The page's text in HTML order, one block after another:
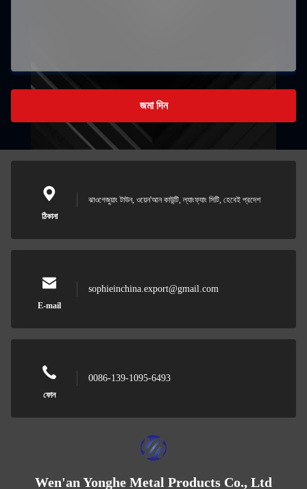
জমা দিন
ঠিকানা
ঝাওগেজুয়াং টাউন, ওয়েন'আন কাউন্টি, ল্যাংফ্যাং সিটি, হেবেই প্রদেশ
E-mail
sophieinchina.export@gmail.com
ফোন
0086-139-1095-6493
Wen'an Yonghe Metal Products Co., Ltd